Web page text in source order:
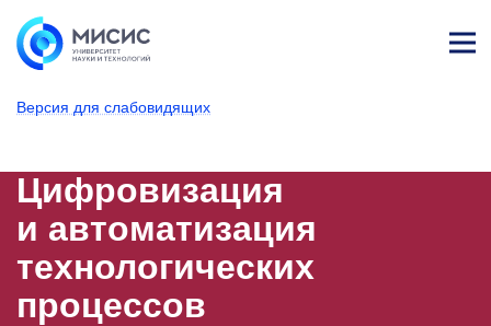
Версия для слабовидящих
т
Цифровизация
и автоматизация
технологических
процессов